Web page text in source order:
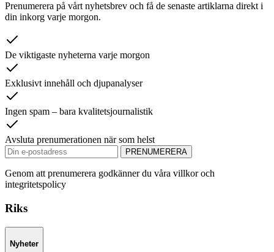
Prenumerera på vårt nyhetsbrev och få de senaste artiklarna direkt i
din inkorg varje morgon.
De viktigaste nyheterna varje morgon
Exklusivt innehåll och djupanalyser
Ingen spam – bara kvalitetsjournalistik
Avsluta prenumerationen när som helst
PRENUMERERA
Genom att prenumerera godkänner du våra villkor och
integritetspolicy
Riks
Nyheter